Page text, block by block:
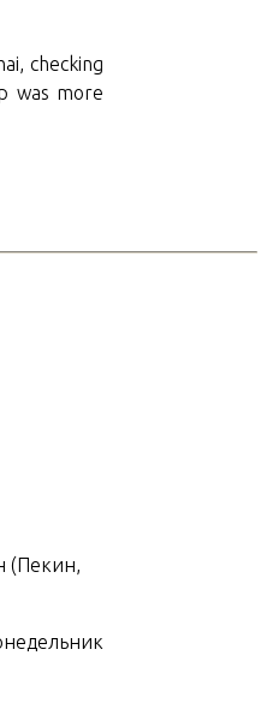
checking
was more
(Пекин,